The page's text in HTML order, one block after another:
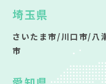
埼玉県
さいたま市/川口市/八
市